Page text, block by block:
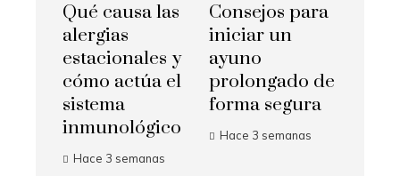
Qué causa las
alergias
estacionales y
cómo actúa el
sistema
inmunológico
Hace 3 semanas
Consejos para
iniciar un
ayuno
prolongado de
forma segura
Hace 3 semanas